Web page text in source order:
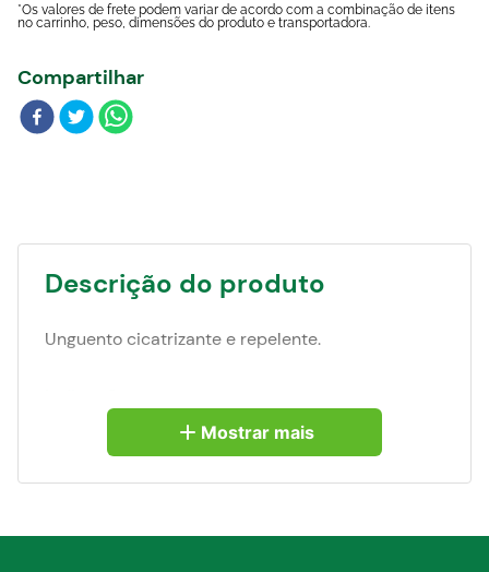
*Os valores de frete podem variar de acordo com a combinação de itens
no carrinho, peso, dimensões do produto e transportadora.
Compartilhar
Descrição do produto
Unguento cicatrizante e repelente.
É indicado no tratamento do umbigo dos recém-
nascidos eczemas úlceras varicosas pruridos e
pequenas operações cirúrgicas tosquias
castração. É indicado ainda como repelente para
Mostrar mais